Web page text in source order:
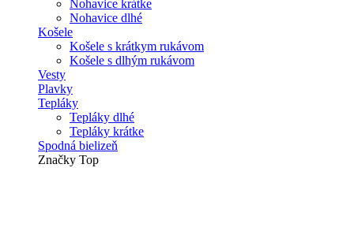
Nohavice krátke
Nohavice dlhé
Košele
Košele s krátkym rukávom
Košele s dlhým rukávom
Vesty
Plavky
Tepláky
Tepláky dlhé
Tepláky krátke
Spodná bielizeň
Značky Top